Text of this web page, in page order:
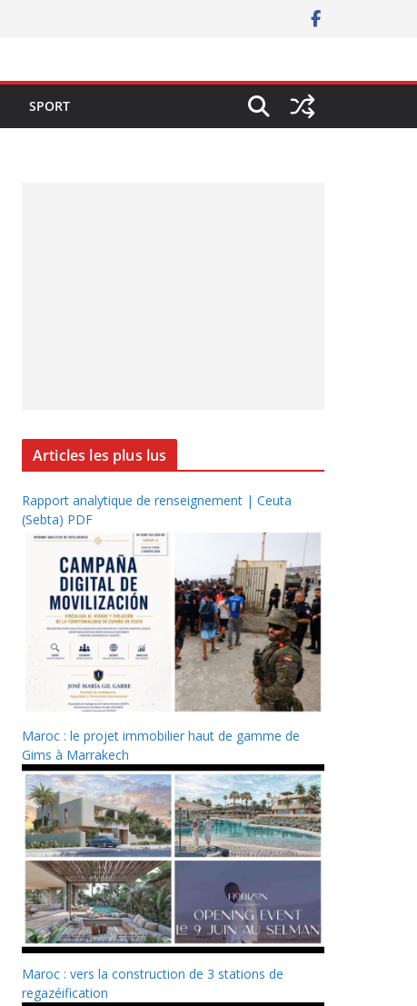
SPORT
Articles les plus lus
Rapport analytique de renseignement | Ceuta
(Sebta) PDF
Maroc : le projet immobilier haut de gamme de
Gims à Marrakech
Maroc : vers la construction de 3 stations de
regazéification